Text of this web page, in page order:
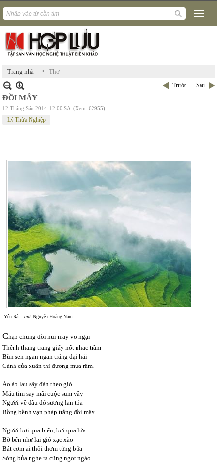
Trang nhà › Thơ
Trước Sau
ĐỒI MÂY
12 Tháng Sáu 2014 12:00 SA (Xem: 62955)
Lý Thừa Nghiệp
Yên Bái - ảnh Nguyễn Hoàng Nam
Chập chùng đồi núi mây vô ngại
Thênh thang trang giấy nốt nhạc trầm
Bùn sen ngan ngan trăng đại hải
Cánh cửa xuân thì đương mưa râm.
Ào ào lau sậy đàn theo gió
Máu tim say mãi cuộc sum vầy
Người về đâu đó sương lan tỏa
Bồng bềnh vạn pháp trắng đồi mây.
Người bơi qua biển, bơi qua lửa
Bờ bến như lai gió xạc xào
Bát cơm ai thổi thơm từng bữa
Sóng bủa nghe ra cũng ngọt ngào.